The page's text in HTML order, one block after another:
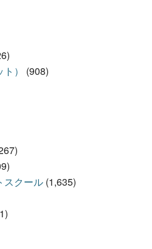
）
(908)
スクール (1,635)